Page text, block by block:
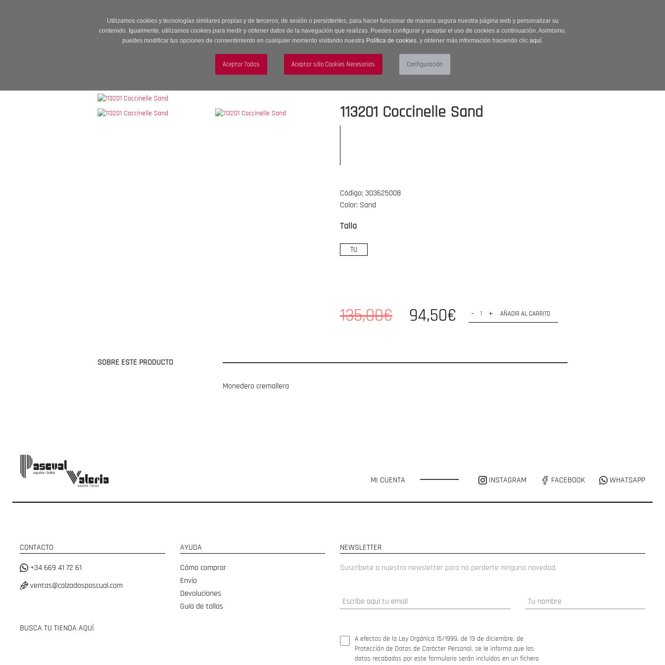
Utilizamos cookies y tecnologías similares propias y de terceros, de sesión o persistentes, para hacer funcionar de manera segura nuestra página web y personalizar su
contenido. Igualmente, utilizamos cookies para medir y obtener datos de la navegación que realizas. Puedes configurar y aceptar el uso de cookies a continuación. Asimismo,
puedes modificar tus opciones de consentimiento en cualquier momento visitando nuestra Política de cookies. y obtener más información haciendo clic aquí.
MUJER HOMBRE ACCESORIOS
113201 Coccinelle Sand
Código: 303625008
Color: Sand
Talla
TU
135,00€ 94,50€ - + AÑADIR AL CARRITO
SOBRE ESTE PRODUCTO
Monedero cremallera
MI CUENTA INSTAGRAM FACEBOOK WHATSAPP
CONTACTO
+34 669 41 72 61
ventas@calzadospascual.com
BUSCA TU TIENDA AQUÍ
AYUDA
Cómo comprar
Envío
Devoluciones
Guía de tallas
NEWSLETTER
Suscríbete a nuestra newsletter para no perderte ninguna novedad.
A efectos de la Ley Orgánica 15/1999, de 13 de diciembre, de
Protección de Datos de Carácter Personal, se le informa que los
datos recabados por este formulario serán incluidos en un fichero